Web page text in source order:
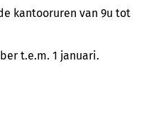
kantooruren van 9u tot
t.e.m. 1 januari.